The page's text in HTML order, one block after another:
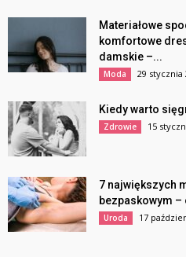
Materiałowe
komfortowe
damskie –...
Moda 29 stycznia
Kiedy warto
Zdrowie 15
7 największych
bezpaskowym –
Uroda 17